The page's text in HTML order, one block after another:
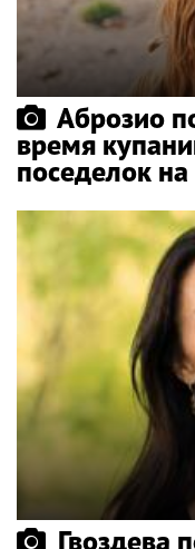
Аброзио
время
поседелок
Гвоздева